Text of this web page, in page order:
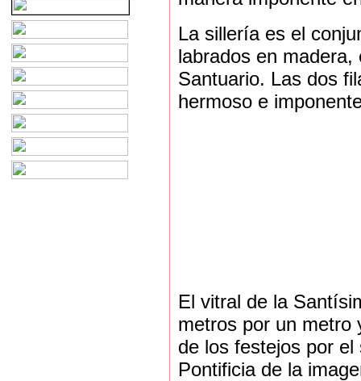
La sillería es el
labrados en
Santuario. Las dos
hermoso e
El vitral de la
metros por un metro
de los festejos por
Pontificia de la